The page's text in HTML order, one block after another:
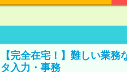
【完全在宅！】難しい業
タ入力・事務